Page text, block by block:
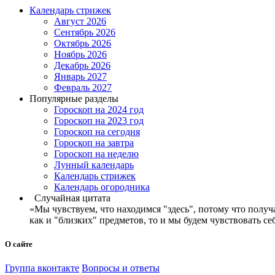
Календарь стрижек
Август 2026
Сентябрь 2026
Октябрь 2026
Ноябрь 2026
Декабрь 2026
Январь 2027
Февраль 2027
Популярные разделы
Гороскоп на 2024 год
Гороскоп на 2023 год
Гороскоп на сегодня
Гороскоп на завтра
Гороскоп на неделю
Лунный календарь
Календарь стрижек
Календарь огородника
Случайная цитата
«Мы чувствуем, что находимся "здесь", потому что
как и "близких" предметов, то и мы будем чувствовать
О сайте
Группа вконтакте Вопросы и ответы